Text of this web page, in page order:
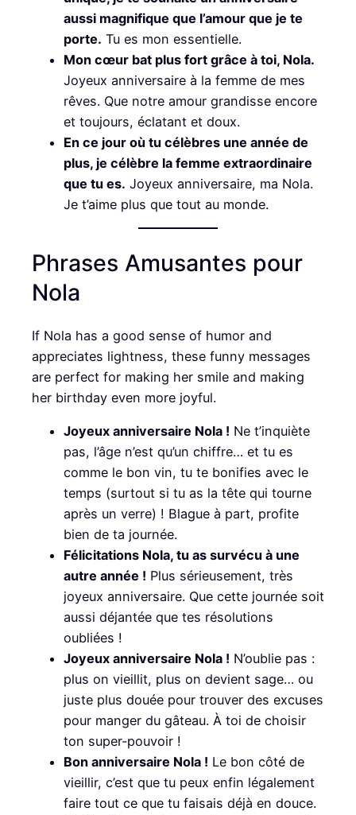
aussi magnifique que l’amour que je te
porte. Tu es mon essentielle.
Mon cœur bat plus fort grâce à toi, Nola.
Joyeux anniversaire à la femme de mes
rêves. Que notre amour grandisse encore
et toujours, éclatant et doux.
En ce jour où tu célèbres une année de
plus, je célèbre la femme extraordinaire
que tu es. Joyeux anniversaire, ma Nola.
Je t’aime plus que tout au monde.
Phrases Amusantes pour
Nola
If Nola has a good sense of humor and
appreciates lightness, these funny messages
are perfect for making her smile and making
her birthday even more joyful.
Joyeux anniversaire Nola ! Ne t’inquiète
pas, l’âge n’est qu’un chiffre… et tu es
comme le bon vin, tu te bonifies avec le
temps (surtout si tu as la tête qui tourne
après un verre) ! Blague à part, profite
bien de ta journée.
Félicitations Nola, tu as survécu à une
autre année ! Plus sérieusement, très
joyeux anniversaire. Que cette journée soit
aussi déjantée que tes résolutions
oubliées !
Joyeux anniversaire Nola ! N’oublie pas :
plus on vieillit, plus on devient sage… ou
juste plus douée pour trouver des excuses
pour manger du gâteau. À toi de choisir
ton super-pouvoir !
Bon anniversaire Nola ! Le bon côté de
vieillir, c’est que tu peux enfin légalement
faire tout ce que tu faisais déjà en douce.